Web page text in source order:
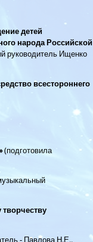
детей
народа Российской
руководитель Ищенко
всестороннего
(подготовила